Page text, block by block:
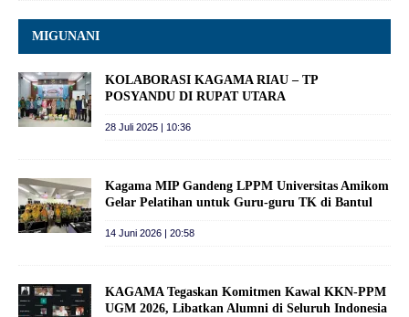
MIGUNANI
KOLABORASI KAGAMA RIAU – TP
POSYANDU DI RUPAT UTARA
28 Juli 2025 | 10:36
Kagama MIP Gandeng LPPM Universitas Amikom
Gelar Pelatihan untuk Guru-guru TK di Bantul
14 Juni 2026 | 20:58
KAGAMA Tegaskan Komitmen Kawal KKN-PPM
UGM 2026, Libatkan Alumni di Seluruh Indonesia